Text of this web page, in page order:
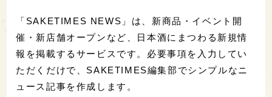
「SAKETIMES NEWS」は、新商品・イベント開
催・新店舗オープンなど、日本酒にまつわる新規情
報を掲載するサービスです。必要事項を入力してい
ただくだけで、SAKETIMES編集部でシンプルなニ
ュース記事を作成します。